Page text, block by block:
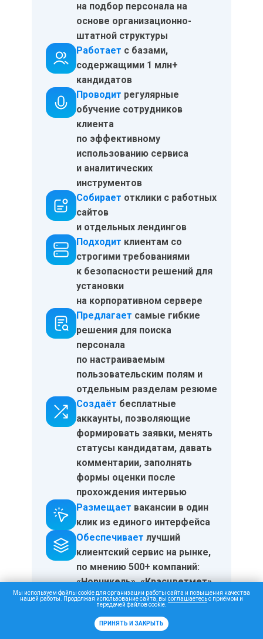
на подбор персонала на
основе организационно-
штатной структуры
Работает с базами,
содержащими 1 млн+
кандидатов
Проводит регулярные
обучение сотрудников
клиента
по эффективному
использованию сервиса
и аналитических
инструментов
Собирает отклики с работных
сайтов
и отдельных лендингов
Подходит клиентам со
строгими требованиями
к безопасности решений для
установки
на корпоративном сервере
Предлагает самые гибкие
решения для поиска
персонала
по настраиваемым
пользовательским полям и
отдельным разделам резюме
Создаёт бесплатные
аккаунты, позволяющие
формировать заявки, менять
статусы кандидатам, давать
комментарии, заполнять
формы оценки после
прохождения интервью
Размещает вакансии в один
клик из единого интерфейса
Обеспечивает лучший
клиентский сервис на рынке,
по мнению 500+ компаний:
«Норникель», «Красцветмет»,
«Газпром нефть», «Kapital
Bank», ЦУМ, BORK, ANCOR,
Skillbox, Estee Lauder, PwC
Мы используем файлы cookie для организации работы сайта и повышения качества
нашей работы. Продолжая использование сайта, вы соглашаетесьс приёмом и
передачей файлов cookie.
ПРИНЯТЬ И ЗАКРЫТЬ